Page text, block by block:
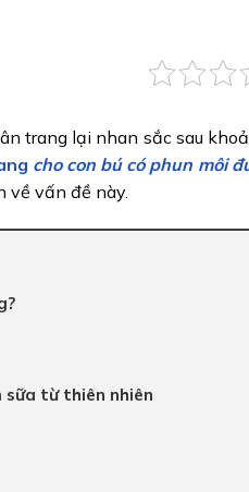
trang lại nhan sắc sau
cho con bú có phun môi
về vấn đề này.
sữa từ thiên nhiên